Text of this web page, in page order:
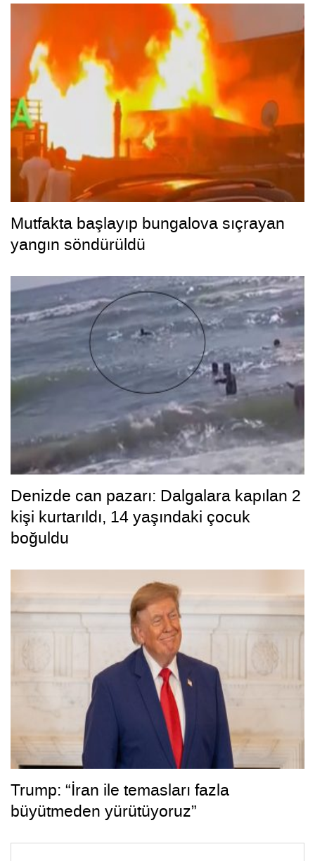
Mutfakta başlayıp bungalova sıçrayan
yangın söndürüldü
Denizde can pazarı: Dalgalara kapılan 2
kişi kurtarıldı, 14 yaşındaki çocuk
boğuldu
Trump: “İran ile temasları fazla
büyütmeden yürütüyoruz”